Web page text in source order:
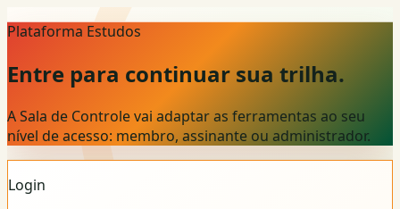
Plataforma Estudos
Entre para continuar sua trilha.
A Sala de Controle vai adaptar as ferramentas ao seu
nível de acesso: membro, assinante ou administrador.
Login